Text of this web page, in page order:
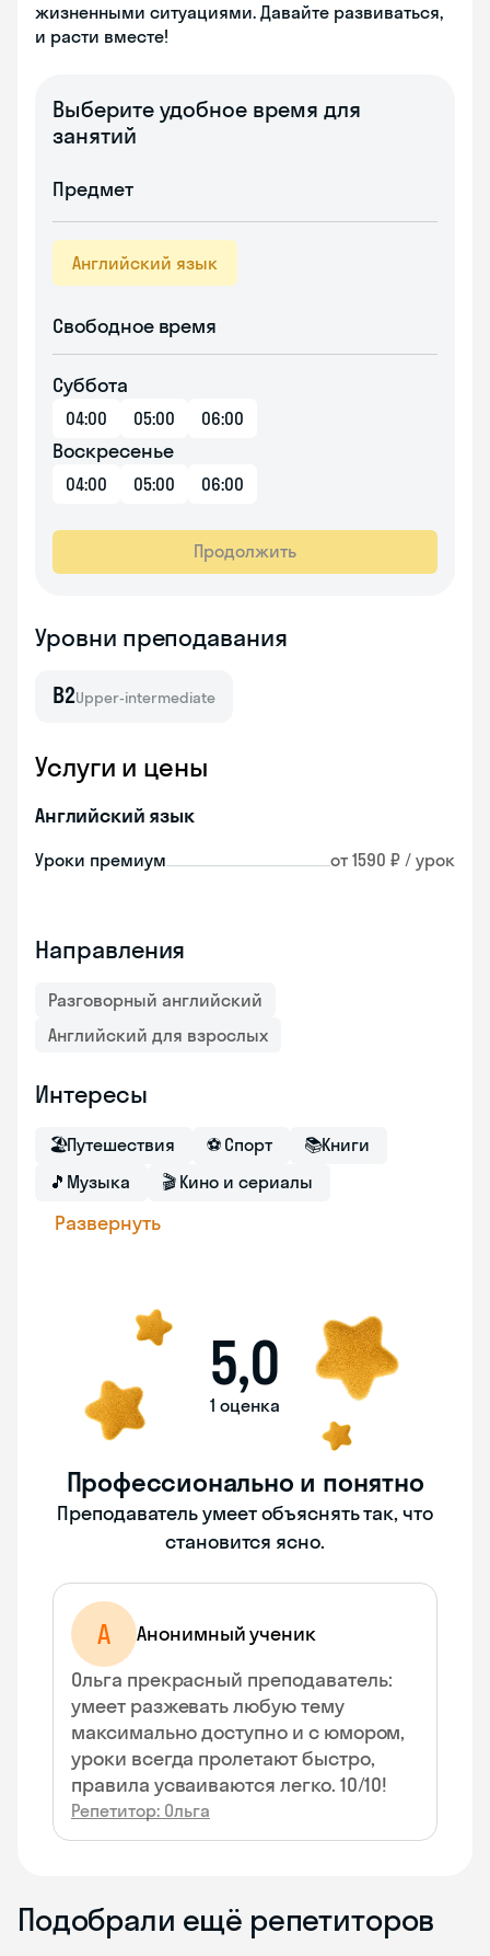
жизненными ситуациями. Давайте развиваться,
и расти вместе!
Выберите удобное время для
занятий
Предмет
Английский язык
Свободное время
Суббота
04:00 05:00 06:00
Воскресенье
04:00 05:00 06:00
Продолжить
Уровни преподавания
B2Upper-intermediate
Услуги и цены
Английский язык
Уроки премиум от 1590 ₽ / урок
Направления
Разговорный английский
Английский для взрослых
Интересы
🏖Путешествия ⚽ Спорт 📚Книги
🎵 Музыка 🎬 Кино и сериалы
Развернуть
5,0
1 оценка
Профессионально и понятно
Преподаватель умеет объяснять так, что
становится ясно.
А
Анонимный ученик
Ольга прекрасный преподаватель:
умеет разжевать любую тему
максимально доступно и с юмором,
уроки всегда пролетают быстро,
правила усваиваются легко. 10/10!
Репетитор: Ольга
Подобрали ещё репетиторов